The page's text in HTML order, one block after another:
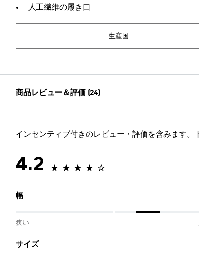
人工繊維の履き口
生産国
商品レビュー＆評価 (24)
インセンティブ付きのレビュー・評価を含みます。
4.2
幅
狭い
サイズ